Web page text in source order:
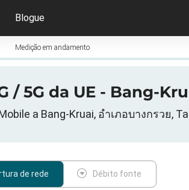
Blogue
Medição em andamento
5G da UE - Bang-
a Bang-Kruai, อำเภอบางกรวย,
de rede Débito fonte